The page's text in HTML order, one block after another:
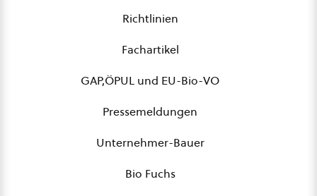
Richtlinien
Fachartikel
GAP,ÖPUL und EU-Bio-VO
Pressemeldungen
Unternehmer-Bauer
Bio Fuchs